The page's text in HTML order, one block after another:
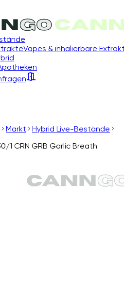
Vapes & inhalierbare
Markt
Hybrid Live-Bestände
1 CRN GRB Garlic Breath